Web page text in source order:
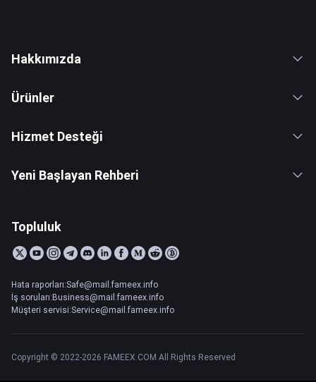
Hakkımızda
Ürünler
Hizmet Desteği
Yeni Başlayan Rehberi
Topluluk
Hata raporları:Safe@mail.fameex.info
İş soruları:Business@mail.fameex.info
Müşteri servisi:Service@mail.fameex.info
Copyright © 2022-2026 FAMEEX.COM All Rights Reserved